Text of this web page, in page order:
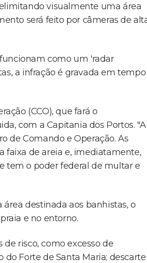
visualmente uma área
será feito por câmeras de
como um 'radar
a infração é gravada em tempo
(CCO), que fará o
com a Capitania dos Portos. "A
de Comando e Operação. As
faixa de areia e, imediatamente,
tem o poder federal de multar e
destinada aos banhistas, o
e no entorno.
de risco, como excesso de
do Forte de Santa Maria; descarte